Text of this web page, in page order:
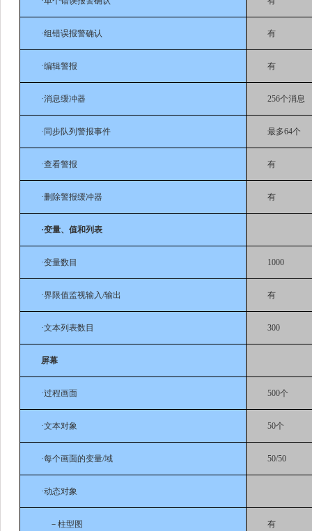
·组错误报警确认 有
·编辑警报 有
·消息缓冲器 256个消息
·同步队列警报事件 最多64个
·查看警报 有
·删除警报缓冲器 有
·变量、值和列表
·变量数目 1000
·界限值监视输入/输出 有
·文本列表数目 300
屏幕
·过程画面 500个
·文本对象 50个
·每个画面的变量/域 50/50
·动态对象
－柱型图 有